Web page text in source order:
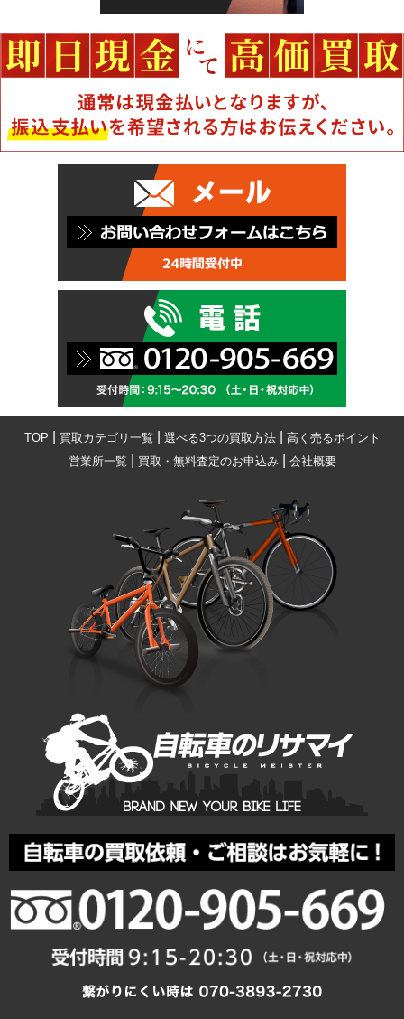
TOP 買取カテゴリ一覧 選べる3つの買取方法| 高く売るポイント
営業所一覧
買取・無料査定のお申込み| 会社概要